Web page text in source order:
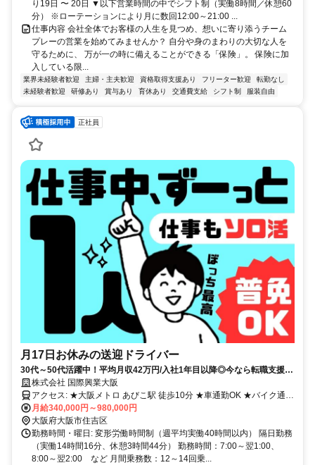
り19日 〜 20日 ▼以下営業時間の中でシフト制（実働8時間／休憩60
分） ※ローテーションにより月に数回12:00～21:00 ...
仕事内容 会社全体でお客様の人生を見つめ、想いに寄り添うチーム
プレーの営業を始めてみませんか？ 自分や身のまわりの大切な人を
守るために、 万が一の時に備えることができる「保険」。 保険に加
入している限...
業界未経験者歓迎 主婦・主夫歓迎 資格取得支援あり フリーター歓迎
転勤なし
未経験者歓迎
研修あり 賞与あり 育休あり 交通費支給 シフト制 服装自由
正社員
月17日お休みの送迎ドライバー
30代～50代活躍中！平均月収42万円/入社1年目以降◎今なら転職支援金
15万円！
株式会社 国際興業大阪
アクセス: ★大阪メトロ あびこ駅 徒歩10分 ★車通勤OK ★バイク通勤
OK
月給340,000円～980,000円
大阪府大阪市住吉区
勤務時間・曜日: 変形労働時間制（週平均実働40時間以内） 隔日勤務
（実働14時間16分、休憩3時間44分） 勤務時間：7:00～翌1:00、
8:00～翌2:00 など 月間乗務数：12～14回乗...